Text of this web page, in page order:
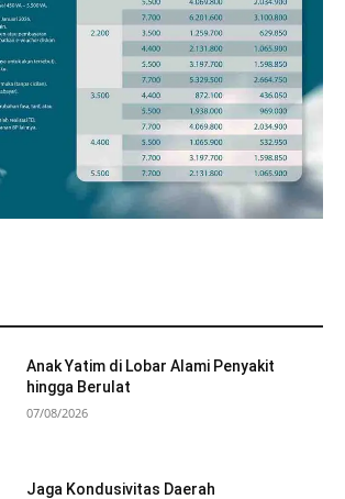
Anak Yatim di Lobar Alami Penyakit
hingga Berulat
07/08/2026
Jaga Kondusivitas Daerah